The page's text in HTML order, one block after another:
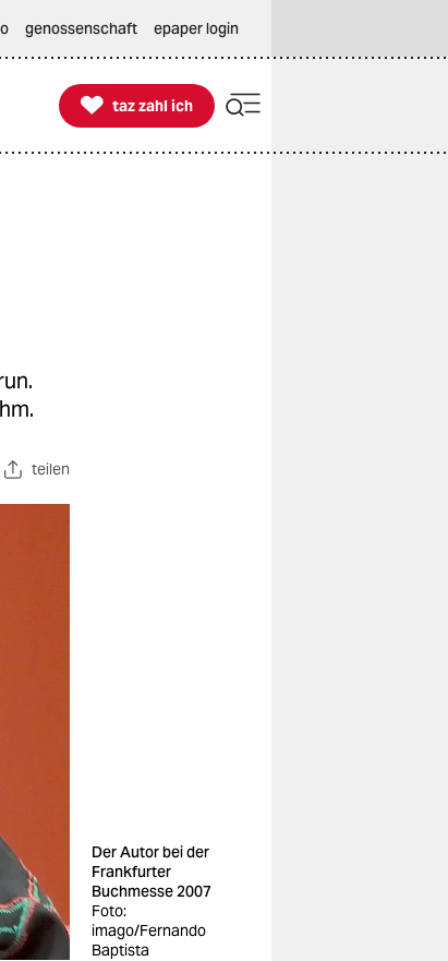
genossenschaft epaper login

taz zahl ich
taz zahl ich
teilen
Der Autor bei der
Frankfurter
Buchmesse 2007
Foto:
imago/Fernando
Baptista